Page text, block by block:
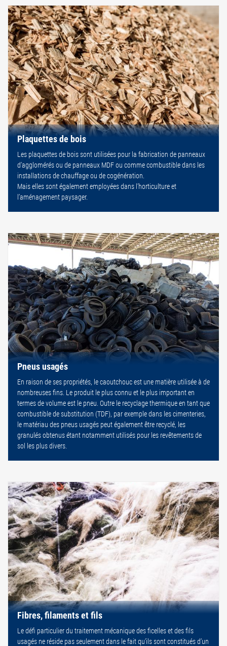
Plaquettes de bois
Les plaquettes de bois sont utilisées pour la fabrication de panneaux
d’agglomérés ou de panneaux MDF ou comme combustible dans les
installations de chauffage ou de cogénération.
Mais elles sont également employées dans l’horticulture et
l’aménagement paysager.
Pneus usagés
En raison de ses propriétés, le caoutchouc est une matière utilisée à de
nombreuses fins. Le produit le plus connu et le plus important en
termes de volume est le pneu. Outre le recyclage thermique en tant que
combustible de substitution (TDF), par exemple dans les cimenteries,
le matériau des pneus usagés peut également être recyclé, les
granulés obtenus étant notamment utilisés pour les revêtements de
sol les plus divers.
Fibres, filaments et fils
Le défi particulier du traitement mécanique des ficelles et des fils
usagés ne réside pas seulement dans le fait qu’ils sont constitués d’un